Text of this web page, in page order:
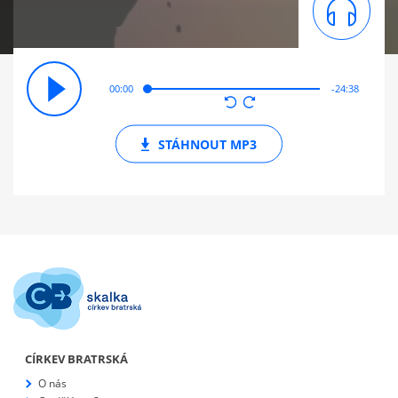
00:00 -24:38
STÁHNOUTMP3
CÍRKEV BRATRSKÁ
O nás